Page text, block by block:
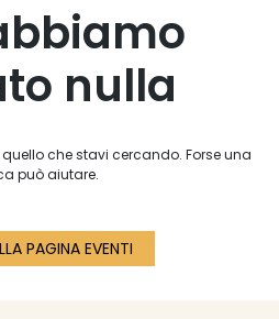
nulla
che stavi cercando. Forse una
può aiutare.
PAGINA EVENTI